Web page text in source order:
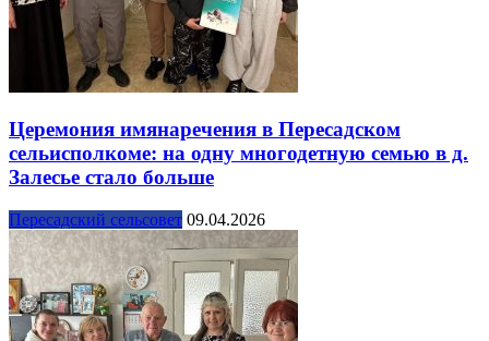
Церемония имянаречения в Пересадском
сельисполкоме: на одну многодетную семью в д.
Залесье стало больше
Пересадский сельсовет 09.04.2026